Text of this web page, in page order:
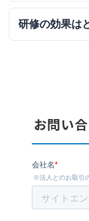
研修の効果は
お問い